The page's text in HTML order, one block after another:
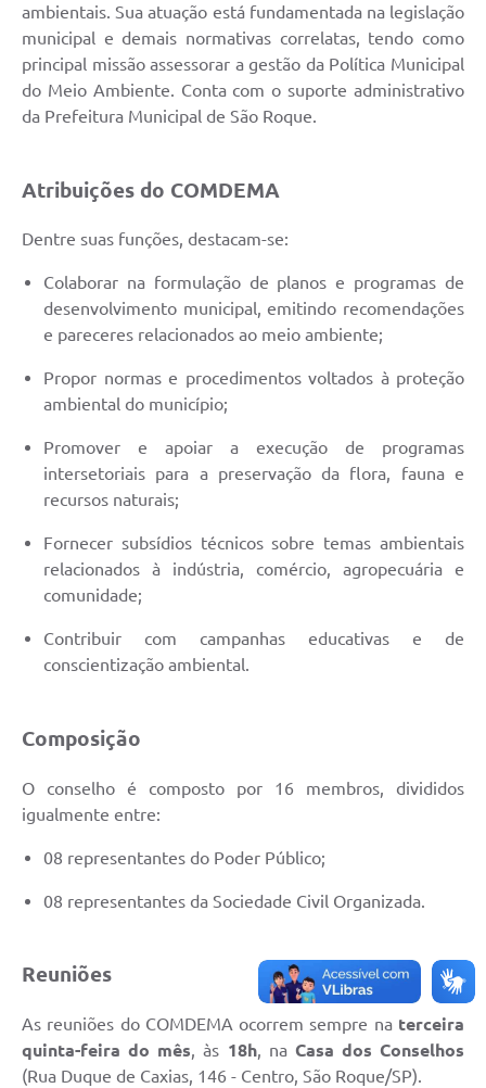
Cronograma coleta de lixo e seletiva
Banco do Povo
Biblioteca
Departamento de Bem-Estar Social
Fundo Social
Horários de Ônibus - Jundiá
Inscrições para o Castramóvel
Nota Fiscal de Serviço Eletrônica
Notícias
Ouvidorias
PPA - Plano Plurianual 2026 / 2029
PROCON SR
Qualifica São Roque
Sala do Empreendedor - Licenciamento Municipal para MEI
Secretaria de Saúde
SIC
2ª Via de Tributos
ambientais. Sua atuação está fundamentada na legislação
municipal e demais normativas correlatas, tendo como
principal missão assessorar a gestão da Política Municipal
do Meio Ambiente. Conta com o suporte administrativo
da Prefeitura Municipal de São Roque.
Atribuições do COMDEMA
Dentre suas funções, destacam-se:
Colaborar na formulação de planos e programas de
desenvolvimento municipal, emitindo recomendações
e pareceres relacionados ao meio ambiente;
Propor normas e procedimentos voltados à proteção
ambiental do município;
Promover e apoiar a execução de programas
intersetoriais para a preservação da flora, fauna e
recursos naturais;
Fornecer subsídios técnicos sobre temas ambientais
relacionados à indústria, comércio, agropecuária e
comunidade;
Contribuir com campanhas educativas e de
conscientização ambiental.
Composição
O conselho é composto por 16 membros, divididos
igualmente entre:
08 representantes do Poder Público;
08 representantes da Sociedade Civil Organizada.
Reuniões
As reuniões do COMDEMA ocorrem sempre na terceira
quinta-feira do mês, às 18h, na Casa dos Conselhos
(Rua Duque de Caxias, 146 - Centro, São Roque/SP).